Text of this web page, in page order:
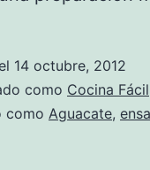
14 octubre, 2012
como Cocina Fácil
como Aguacate,